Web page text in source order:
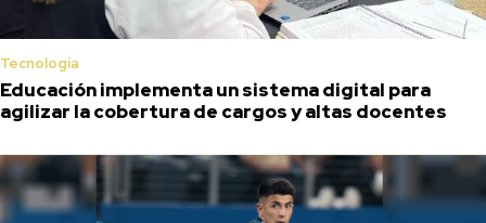
Tecnología
Educación implementa un sistema digital para
agilizar la cobertura de cargos y altas docentes